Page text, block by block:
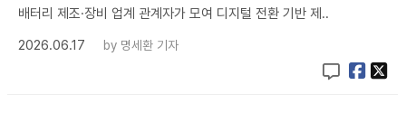
배터리 제조·장비 업계 관계자가 모여 디지털 전환 기반 제..
2026.06.17
by 명세환 기자